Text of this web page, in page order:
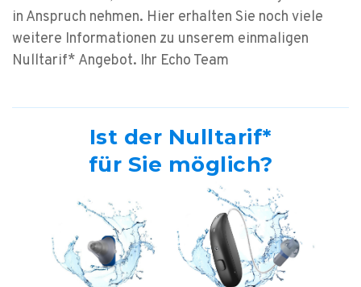
in Anspruch nehmen. Hier erhalten Sie noch viele
weitere Informationen zu unserem einmaligen
Nulltarif* Angebot. Ihr Echo Team
Ist der Nulltarif*
für Sie möglich?